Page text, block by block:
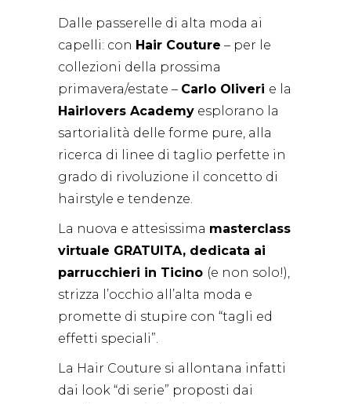
Dalle passerelle di alta moda ai
capelli: con Hair Couture – per le
collezioni della prossima
primavera/estate – Carlo Oliveri e la
Hairlovers Academy esplorano la
sartorialità delle forme pure, alla
ricerca di linee di taglio perfette in
grado di rivoluzione il concetto di
hairstyle e tendenze.
La nuova e attesissima masterclass
virtuale GRATUITA, dedicata ai
parrucchieri in Ticino (e non solo!),
strizza l’occhio all’alta moda e
promette di stupire con “tagli ed
effetti speciali”.
La Hair Couture si allontana infatti
dai look “di serie” proposti dai